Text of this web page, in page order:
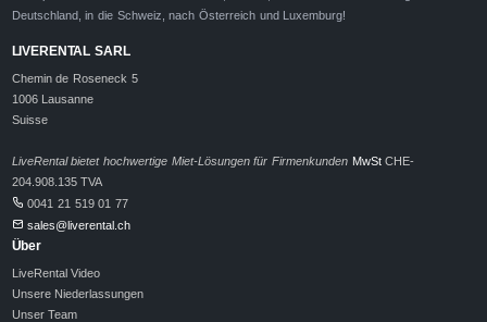
Deutschland, in die Schweiz, nach Österreich und Luxemburg!
LIVERENTAL SARL
Chemin de Roseneck 5
1006 Lausanne
Suisse
LiveRental bietet hochwertige Miet-Lösungen für Firmenkunden MwStCHE-
204.908.135 TVA
0041 21 519 01 77
sales@liverental.ch
Über
LiveRental Video
Unsere Niederlassungen
Unser Team